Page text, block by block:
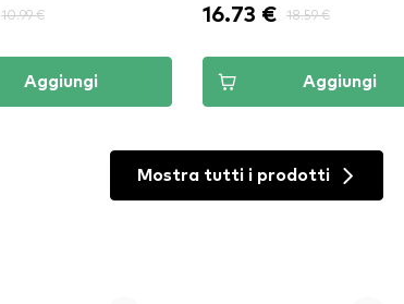
10.99 €
Aggiungi
16.73 € 18.59 €
Aggiungi
Mostra tutti i prodotti